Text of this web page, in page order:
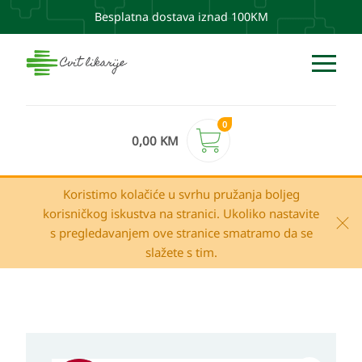
Besplatna dostava iznad 100KM
0,00 KM
0
Koristimo kolačiće u svrhu pružanja boljeg
korisničkog iskustva na stranici. Ukoliko nastavite
s pregledavanjem ove stranice smatramo da se
slažete s tim.